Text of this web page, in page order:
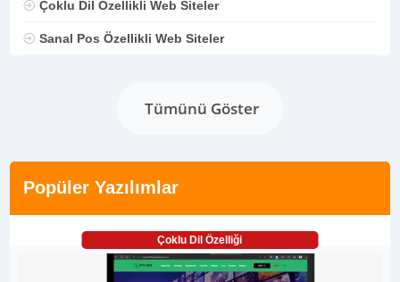
Çoklu Dil Özellikli Web Siteler
Sanal Pos Özellikli Web Siteler
Tümünü Göster
Popüler Yazılımlar
Çoklu Dil Özelliği